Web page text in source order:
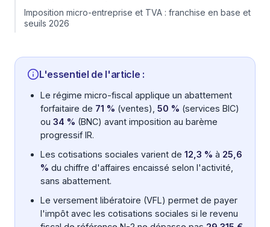
Imposition micro-entreprise et TVA : franchise en base et
seuils 2026
L'essentiel de l'article :
Le régime micro-fiscal applique un abattement
forfaitaire de 71 % (ventes), 50 % (services BIC)
ou 34 % (BNC) avant imposition au barème
progressif IR.
Les cotisations sociales varient de 12,3 % à 25,6
% du chiffre d'affaires encaissé selon l'activité,
sans abattement.
Le versement libératoire (VFL) permet de payer
l'impôt avec les cotisations sociales si le revenu